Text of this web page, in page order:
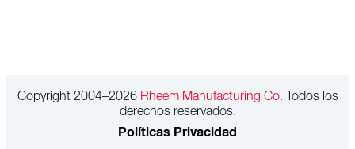
Copyright 2004–2026Rheem Manufacturing Co. Todos los
derechos reservados.
Políticas Privacidad